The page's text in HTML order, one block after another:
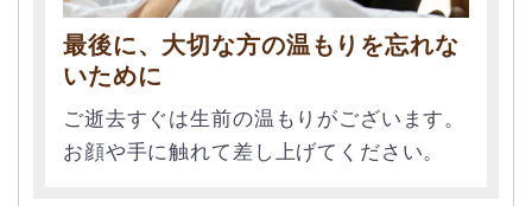
最後に、大切な方の温もりを忘れな
いために
ご逝去すぐは生前の温もりがございます。
お顔や手に触れて差し上げてください。